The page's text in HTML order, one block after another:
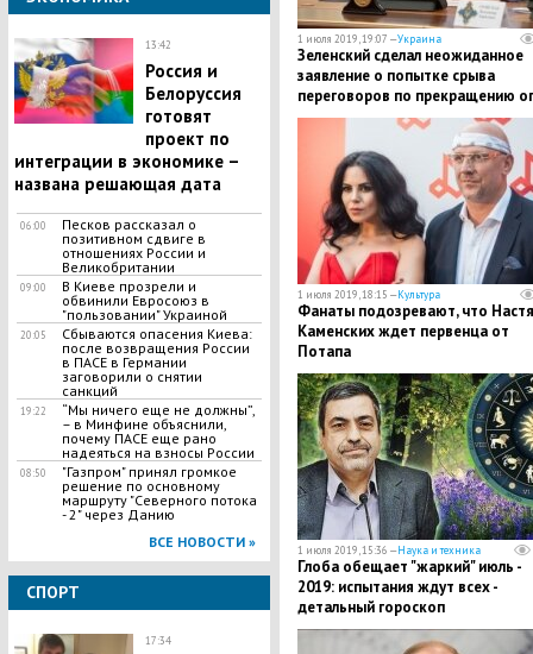
13:42
Россия и
Белоруссия
готовят
проект по
интеграции в экономике –
названа решающая дата
06:00
Песков рассказал о
позитивном сдвиге в
отношениях России и
Великобритании
09:00
В Киеве прозрели и
обвинили Евросоюз в
"пользовании" Украиной
20:05
Сбываются опасения Киева:
после возвращения России
в ПАСЕ в Германии
заговорили о снятии
санкций
19:22
“Мы ничего еще не должны”,
– в Минфине объяснили,
почему ПАСЕ еще рано
надеяться на взносы России
08:50
"Газпром" принял громкое
решение по основному
маршруту "Северного потока
- 2" через Данию
ВСЕ НОВОСТИ »
СПОРТ
17:34
1 июля 2019, 19:07 —Украина
Зеленский сделал неожиданное
заявление о попытке срыва
переговоров по прекращению
в Донбассе
1 июля 2019, 18:15 —Культура
Фанаты подозревают, что Настя
Каменских ждет первенца от
Потапа
1 июля 2019, 15:36 —Наука и техника
Глоба обещает "жаркий" июль -
2019: испытания ждут всех -
детальный гороскоп